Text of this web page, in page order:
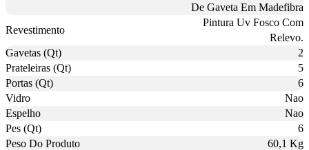
De Gaveta Em Madefibra
Revestimento
Pintura Uv Fosco Com
Relevo.
Gavetas (Qt)
2
Prateleiras (Qt)
5
Portas (Qt)
6
Vidro
Nao
Espelho
Nao
Pes (Qt)
6
Peso Do Produto
60,1 Kg